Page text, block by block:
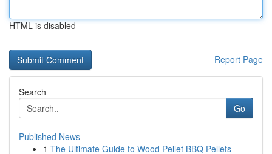
HTML is disabled
Report Page
Search
Go
Published News
1 The Ultimate Guide to Wood Pellet BBQ Pellets